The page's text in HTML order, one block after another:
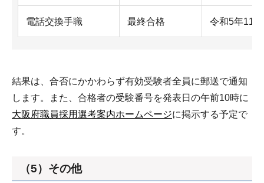
電話交換手職 最終合格 令和5年11
結果は、合否にかかわらず有効受験者全員に郵送で通知
します。また、合格者の受験番号を発表日の午前10時に
大阪府職員採用選考案内ホームページに掲示する予定で
す。
（5）その他